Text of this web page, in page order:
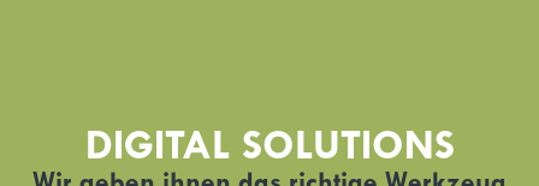
DIGITAL SOLUTIONS